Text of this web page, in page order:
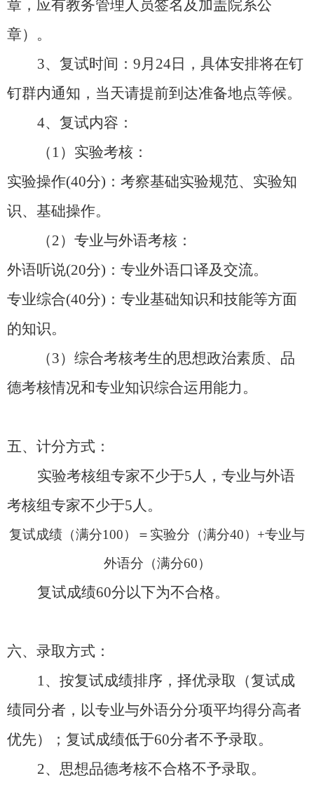
章，应有教务管理人员签名及加盖院系公
章）。
3、复试时间：9月24日，具体安排将在钉
钉群内通知，当天请提前到达准备地点等候。
4、复试内容：
（ 1）实验考核：
实验操作(40分)：考察基础实验规范、实验知
识、基础操作。
（2）专业与外语考核：
外语听说(20分)：专业外语口译及交流。
专业综合(40分)：专业基础知识和技能等方面
的知识。
（3） 综合考核考生的思想政治素质、品
德考核情况和专业知识综合运用能力。
五、计分方式：
实验考核组专家不少于5人，专业与外语
考核组专家不少于5人。
复试成绩（满分100）＝实验分（满分40）+专业与
外语分（满分60）
复试成绩60分以下为不合格。
六、录取方式：
1、按复试成绩排序，择优录取（复试成
绩同分者，以专业与外语分分项平均得分高者
优先）；复试成绩低于60分者不予录取。
2、思想品德考核不合格不予录取。